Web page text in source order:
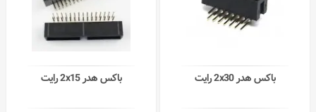
باکس هدر 2x30 رایت باکس هدر 2x15 رایت